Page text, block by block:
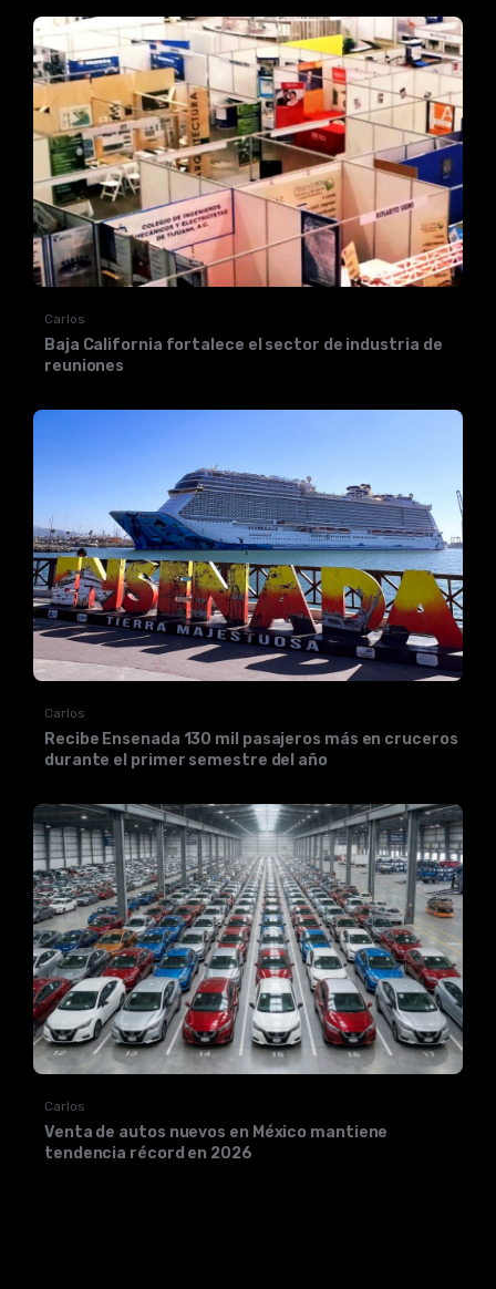
Carlos
Baja California fortalece el sector de industria de
reuniones
Carlos
Recibe Ensenada 130 mil pasajeros más en cruceros
durante el primer semestre del año
Carlos
Venta de autos nuevos en México mantiene
tendencia récord en 2026